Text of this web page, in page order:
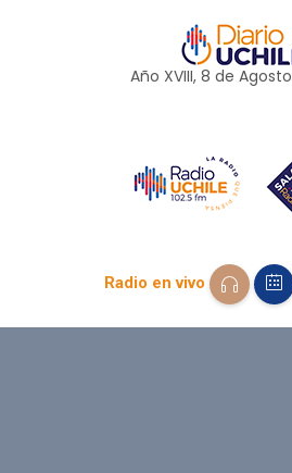
Año XVIII, 8 de Agosto
Radio en vivo